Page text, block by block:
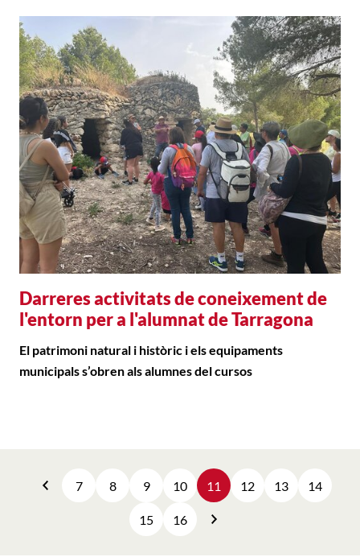
Darreres activitats de coneixement de
l'entorn per a l'alumnat de Tarragona
El patrimoni natural i històric i els equipaments
municipals s’obren als alumnes del cursos
Anterior
7 8 9 10 11 12 13 14
15 16